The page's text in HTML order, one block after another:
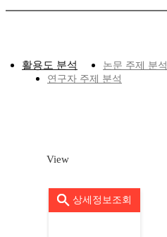
활용도 분석
논문 주제 분석
연구자 주제 분석
View
상세정보조회